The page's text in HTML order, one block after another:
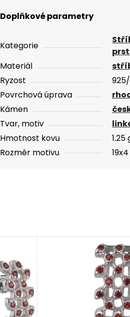
Doplňkové parametry
Kategorie
Materiál
Ryzost
Povrchová úprava
Kámen
Tvar, motiv
Hmotnost kovu
1.25
Rozměr motivu